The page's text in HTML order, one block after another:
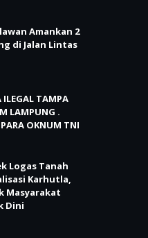
Amankan 2
di Jalan Lintas
TAMPA
LAMPUNG .
OKNUM TNI
Logas Tanah
Karhutla,
Masyarakat
Dini